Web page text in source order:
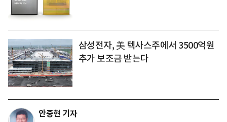
삼성전자, 美 텍사스주에서 3500억원
추가 보조금 받는다
안중현 기자